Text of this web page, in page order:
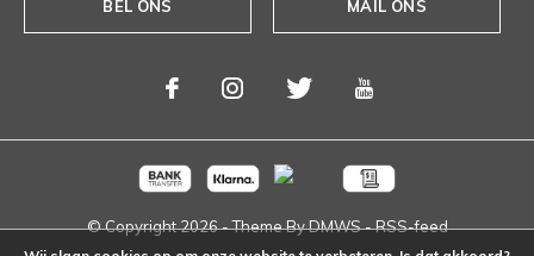
BEL ONS MAIL ONS
© Copyright2026- Theme ByDMWS-RSS-feed